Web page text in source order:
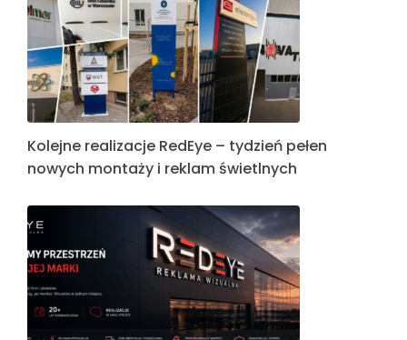
Kolejne realizacje RedEye – tydzień pełen
nowych montaży i reklam świetlnych